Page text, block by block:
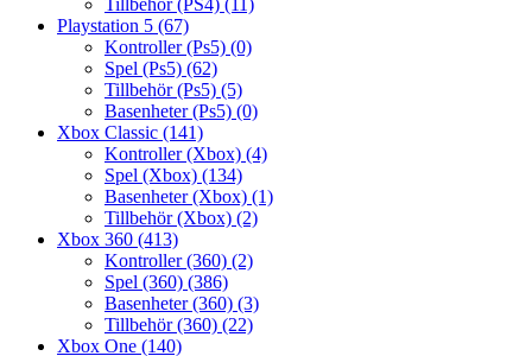
Tillbehör (PS4) (11)
Playstation 5 (67)
Kontroller (Ps5) (0)
Spel (Ps5) (62)
Tillbehör (Ps5) (5)
Basenheter (Ps5) (0)
Xbox Classic (141)
Kontroller (Xbox) (4)
Spel (Xbox) (134)
Basenheter (Xbox) (1)
Tillbehör (Xbox) (2)
Xbox 360 (413)
Kontroller (360) (2)
Spel (360) (386)
Basenheter (360) (3)
Tillbehör (360) (22)
Xbox One (140)